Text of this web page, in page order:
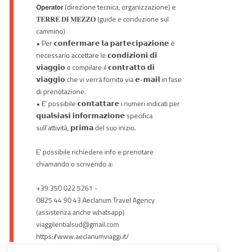
𝗢𝗽𝗲𝗿𝗮𝘁𝗼𝗿 (direzione tecnica, organizzazione) e
𝐓𝐄𝐑𝐑𝐄 𝐃𝐈 𝐌𝐄𝐙𝐙𝐎 (guide e conduzione sul
cammino)
• Per 𝗰𝗼𝗻𝗳𝗲𝗿𝗺𝗮𝗿𝗲 𝗹𝗮 𝗽𝗮𝗿𝘁𝗲𝗰𝗶𝗽𝗮𝘇𝗶𝗼𝗻𝗲 è
necessario accettare le 𝗰𝗼𝗻𝗱𝗶𝘇𝗶𝗼𝗻𝗶 𝗱𝗶
𝘃𝗶𝗮𝗴𝗴𝗶𝗼 e compilare il 𝗰𝗼𝗻𝘁𝗿𝗮𝘁𝘁𝗼 𝗱𝗶
𝘃𝗶𝗮𝗴𝗴𝗶𝗼 che vi verrà fornito via 𝗲-𝗺𝗮𝗶𝗹 in fase
di prenotazione.
• E' possibile 𝗰𝗼𝗻𝘁𝗮𝘁𝘁𝗮𝗿𝗲 i numeri indicati per
𝗾𝘂𝗮𝗹𝘀𝗶𝗮𝘀𝗶 𝗶𝗻𝗳𝗼𝗿𝗺𝗮𝘇𝗶𝗼𝗻𝗲 specifica
sull'attività, 𝗽𝗿𝗶𝗺𝗮 del suo inizio.
E' possibile richiedere info e prenotare
chiamando o scrivendo a:
+39 350 022 5261 -
0825 44 90 43 Aeclanum Travel Agency
(assistenza anche whatsapp)
viaggilentialsud@gmail.com
https://www.aeclanumviaggi.it/